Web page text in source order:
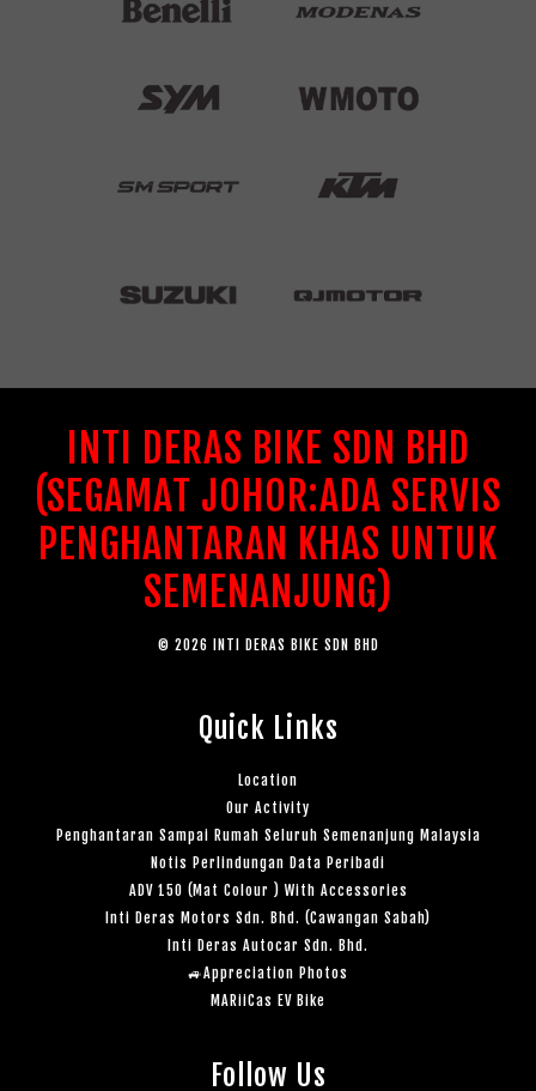
INTI DERAS BIKE SDN BHD
(SEGAMAT JOHOR:ADA SERVIS
PENGHANTARAN KHAS UNTUK
SEMENANJUNG)
© 2026 INTI DERAS BIKE SDN BHD
Quick Links
Location
Our Activity
Penghantaran Sampai Rumah Seluruh Semenanjung Malaysia
Notis Perlindungan Data Peribadi
ADV 150 (Mat Colour ) With Accessories
Inti Deras Motors Sdn. Bhd. (Cawangan Sabah)
Inti Deras Autocar Sdn. Bhd.
🚙Appreciation Photos
MARiiCas EV Bike
Follow Us